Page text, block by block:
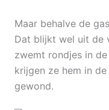
Maar behalve de
Dat blijkt wel uit de
zwemt rondjes in
krijgen ze hem in
gewond.